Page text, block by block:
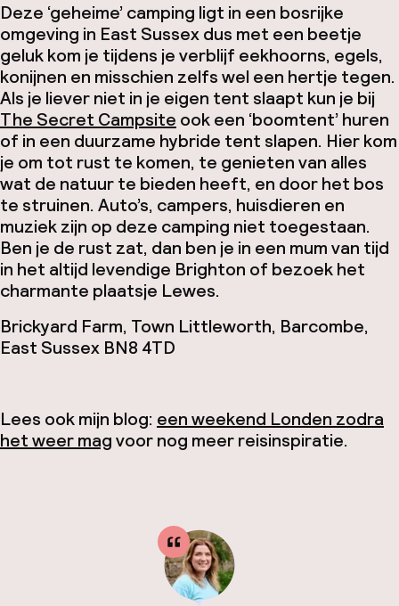
Deze ‘geheime’ camping ligt in een bosrijke
omgeving in East Sussex dus met een beetje
geluk kom je tijdens je verblijf eekhoorns, egels,
konijnen en misschien zelfs wel een hertje tegen.
Als je liever niet in je eigen tent slaapt kun je bij
The Secret Campsite ook een ‘boomtent’ huren
of in een duurzame hybride tent slapen. Hier kom
je om tot rust te komen, te genieten van alles
wat de natuur te bieden heeft, en door het bos
te struinen. Auto’s, campers, huisdieren en
muziek zijn op deze camping niet toegestaan.
Ben je de rust zat, dan ben je in een mum van tijd
in het altijd levendige Brighton of bezoek het
charmante plaatsje Lewes.
Brickyard Farm, Town Littleworth, Barcombe,
East Sussex BN8 4TD
Lees ook mijn blog: een weekend Londen zodra
het weer magvoor nog meer reisinspiratie.